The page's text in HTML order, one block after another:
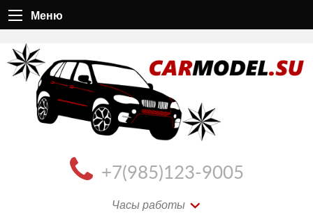
Меню
+7(985)123-9005
Часы работы